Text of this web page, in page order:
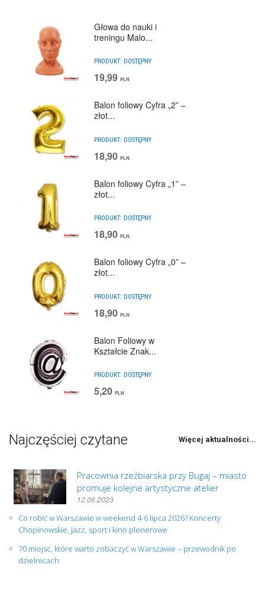
Głowa do nauki i
treningu Malo...
PRODUKT: DOSTĘPNY
19,99 PLN
Balon foliowy Cyfra „2” –
złot...
PRODUKT: DOSTĘPNY
18,90 PLN
Balon foliowy Cyfra „1” –
złot...
PRODUKT: DOSTĘPNY
18,90 PLN
Balon foliowy Cyfra „0” –
złot...
PRODUKT: DOSTĘPNY
18,90 PLN
Balon Foliowy w
Kształcie Znak...
PRODUKT: DOSTĘPNY
5,20 PLN
Najczęściej czytane Więcej aktualności...
Pracownia rzeźbiarska przy Bugaj – miasto
promuje kolejne artystyczne atelier
12.06.2023
Co robić w Warszawie w weekend 4-6 lipca 2026? Koncerty
Chopinowskie, jazz, sport i kino plenerowe
70 miejsc, które warto zobaczyć w Warszawie – przewodnik po
dzielnicach